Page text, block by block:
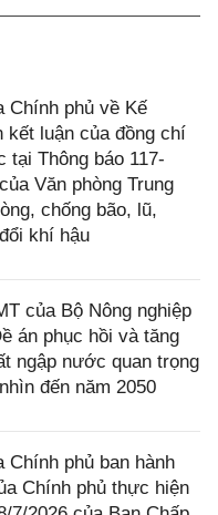
Chính phủ về Kế
kết luận của đồng chí
Thông báo 117-
Văn phòng Trung
chống bão, lũ,
khí hậu
của Bộ Nông nghiệp
án phục hồi và tăng
ngập nước quan trọng
đến năm 2050
Chính phủ ban hành
Chính phủ thực hiện